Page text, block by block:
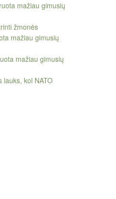
mažiau gimusių
žmonės
mažiau gimusių
mažiau gimusių
lauks, kol NATO